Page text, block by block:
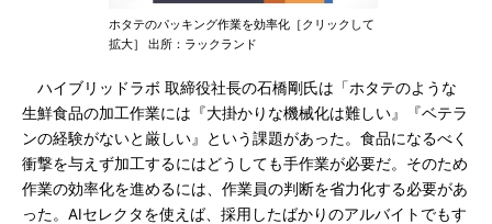
ホタテのパッキング作業を効率化［クリックして
拡大］ 出所：ラックランド
ハイブリッドラボ 取締役社長の石橋剛氏は「ホタテのような
生鮮食品の加工作業には『大掛かりな機械化は難しい』『ベテラ
ンの経験がないと厳しい』という課題があった。食品になるべく
衝撃を与えず加工するにはどうしても手作業が必要だ。そのため
作業の効率化を進めるには、作業員の判断を省力化する必要があ
った。AIセレクタを使えば、採用したばかりのアルバイトでもす